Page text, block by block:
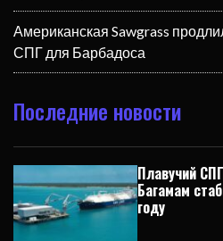
Американская Sawgrass
СПГ для Барбадоса
Последние новости
Плавучий
Багамам
году